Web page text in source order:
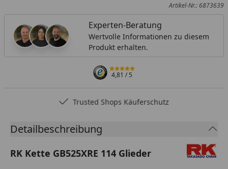
Artikel-Nr.: 6873639
Experten-Beratung
Wertvolle Informationen zu diesem
Produkt erhalten.
4,81/ 5
Trusted Shops Käuferschutz
Detailbeschreibung
RK Kette GB525XRE 114 Glieder